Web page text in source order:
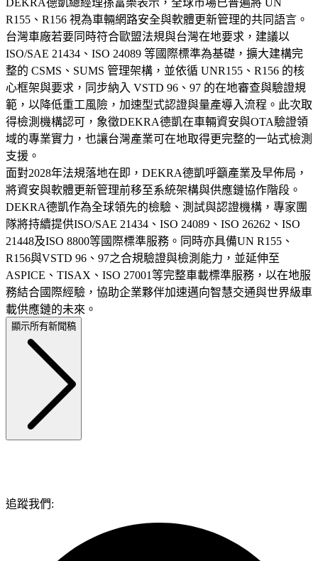
DEKRA德凱總經理孫富樂表示，全球市場已普遍將 UN
R155、R156 視為車輛網路安全與軟體更新管理的共同語言。
台灣車廠若要同時符合歐盟法規與台灣在地要求，建議以
ISO/SAE 21434、ISO 24089 等國際標準為基礎，擴大建構完
整的 CSMS、SUMS 管理架構，並依循 UNR155、R156 的核
心框架與要求，同步納入 VSTD 96、97 的在地審查與驗證規
範，以降低重工風險，加速型式認證與量產導入流程。此次取
得檢測機構認可，象徵DEKRA德凱在車輛資安與OTA驗證領
域的專業實力，也讓台灣產業可在地取得更完整的一站式檢測
支援。
面對2028年法規落地在即，DEKRA德凱呼籲產業及早佈局，
將資安與軟體更新管理前移至系統架構與供應鏈協作階段。
DEKRA德凱作為全球領先的檢驗、測試與認證機構，專家團
隊將持續提供ISO/SAE 21434、ISO 24089、ISO 26262、ISO
21448及ISO 8800等國際標準服務。同時亦具備UN R155、
R156與VSTD 96、97之合規驗證與檢測能力，並延伸至
ASPICE、TISAX、ISO 27001等完整車載標準服務，以在地服
務結合國際經驗，協助企業夥伴加速邁向智慧交通與世界級車
載供應鏈的未來。
顯示所有新聞稿
追蹤我們: